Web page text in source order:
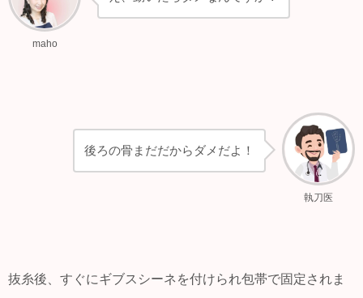
maho
執刀医
後ろの骨まだだからダメだよ！
抜糸後、すぐにギブスシーネを付けられ包帯で固定されま